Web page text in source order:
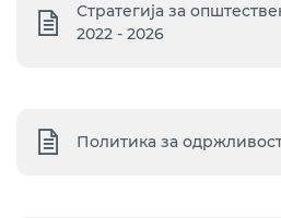
Стратегија за
2022 - 2026
Политика за